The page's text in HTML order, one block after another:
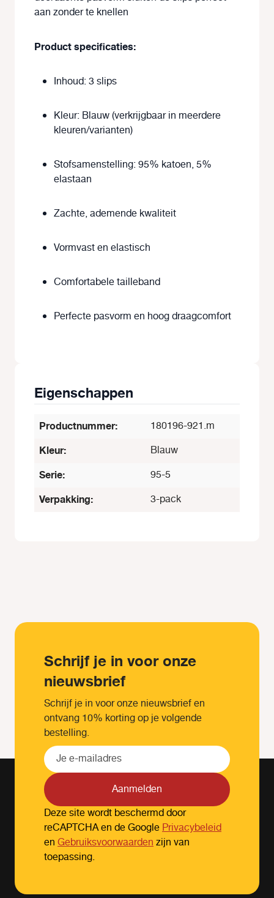
aan zonder te knellen
Product specificaties:
Inhoud: 3 slips
Kleur: Blauw (verkrijgbaar in meerdere
kleuren/varianten)
Stofsamenstelling: 95% katoen, 5%
elastaan
Zachte, ademende kwaliteit
Vormvast en elastisch
Comfortabele tailleband
Perfecte pasvorm en hoog draagcomfort
Eigenschappen
Productnummer: 180196-921.m
Kleur: Blauw
Serie: 95-5
Verpakking: 3-pack
Schrijf je in voor onze
nieuwsbrief
Schrijf je in voor onze nieuwsbrief en
ontvang 10% korting op je volgende
bestelling.
Aanmelden
Deze site wordt beschermd door
reCAPTCHA en de GooglePrivacybeleid
en Gebruiksvoorwaardenzijn van
toepassing.